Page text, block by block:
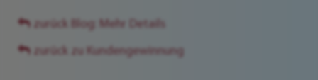
zurück Blog: Mehr Details
zurück zu Kundengewinnung